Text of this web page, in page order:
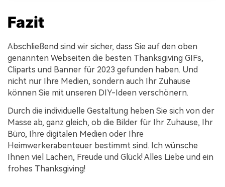
Fazit
Abschließend sind wir sicher, dass Sie auf den oben
genannten Webseiten die besten Thanksgiving GIFs,
Cliparts und Banner für 2023 gefunden haben. Und
nicht nur Ihre Medien, sondern auch Ihr Zuhause
können Sie mit unseren DIY-Ideen verschönern.
Durch die individuelle Gestaltung heben Sie sich von der
Masse ab, ganz gleich, ob die Bilder für Ihr Zuhause, Ihr
Büro, Ihre digitalen Medien oder Ihre
Heimwerkerabenteuer bestimmt sind. Ich wünsche
Ihnen viel Lachen, Freude und Glück! Alles Liebe und ein
frohes Thanksgiving!